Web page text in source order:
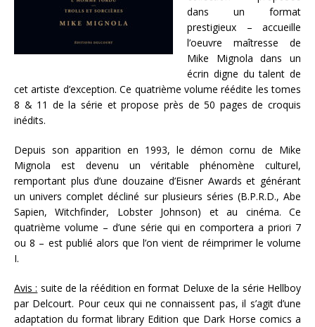
dans un format
prestigieux – accueille
l’oeuvre maîtresse de
Mike Mignola dans un
écrin digne du talent de
cet artiste d’exception. Ce quatrième volume réédite les tomes
8 & 11 de la série et propose près de 50 pages de croquis
inédits.
Depuis son apparition en 1993, le démon cornu de Mike
Mignola est devenu un véritable phénomène culturel,
remportant plus d’une douzaine d’Eisner Awards et générant
un univers complet décliné sur plusieurs séries (B.P.R.D., Abe
Sapien, Witchfinder, Lobster Johnson) et au cinéma. Ce
quatrième volume – d’une série qui en comportera a priori 7
ou 8 – est publié alors que l’on vient de réimprimer le volume
I.
Avis : suite de la réédition en format Deluxe de la série Hellboy
par Delcourt. Pour ceux qui ne connaissent pas, il s’agit d’une
adaptation du format library Edition que Dark Horse comics a